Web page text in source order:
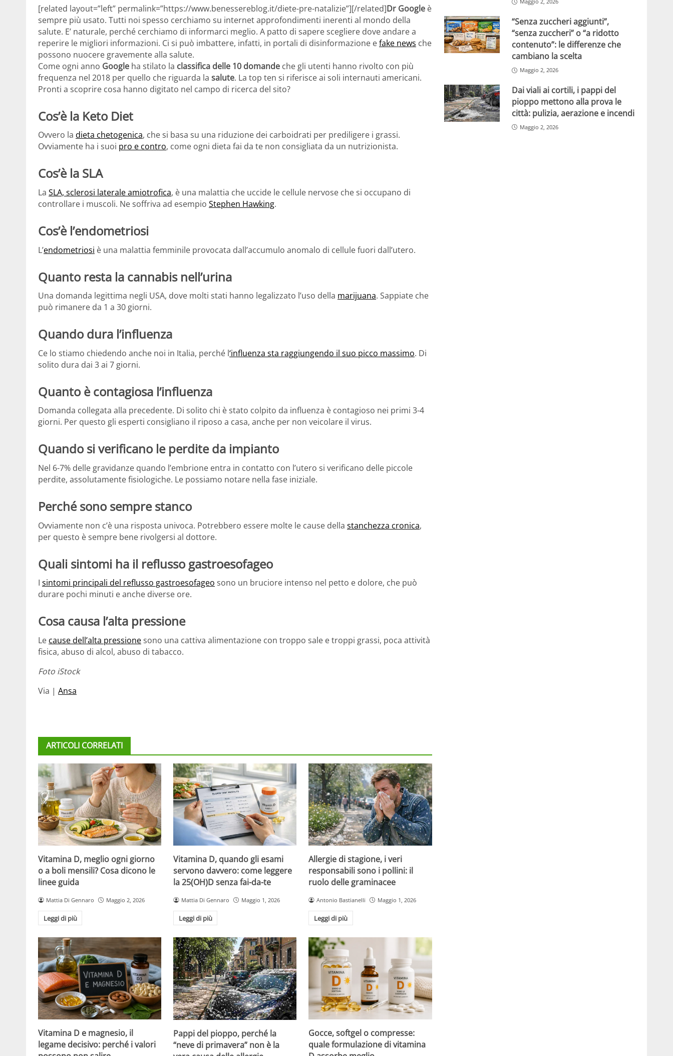
[related layout=”left” permalink=”https://www.benessereblog.it/diete-pre-natalizie”][/related]Dr Google è
sempre più usato. Tutti noi spesso cerchiamo su internet approfondimenti inerenti al mondo della
salute. E’ naturale, perché cerchiamo di informarci meglio. A patto di sapere scegliere dove andare a
reperire le migliori informazioni. Ci si può imbattere, infatti, in portali di disinformazione efake news che
possono nuocere gravemente alla salute.
Come ogni anno Google ha stilato la classifica delle 10 domande che gli utenti hanno rivolto con più
frequenza nel 2018 per quello che riguarda la salute. La top ten si riferisce ai soli internauti americani.
Pronti a scoprire cosa hanno digitato nel campo di ricerca del sito?
Cos’è la Keto Diet
Ovvero la dieta chetogenica, che si basa su una riduzione dei carboidrati per prediligere i grassi.
Ovviamente ha i suoi pro e contro, come ogni dieta fai da te non consigliata da un nutrizionista.
Cos’è la SLA
La SLA, sclerosi laterale amiotrofica, è una malattia che uccide le cellule nervose che si occupano di
controllare i muscoli. Ne soffriva ad esempio Stephen Hawking.
Cos’è l’endometriosi
L’endometriosi è una malattia femminile provocata dall’accumulo anomalo di cellule fuori dall’utero.
Quanto resta la cannabis nell’urina
Una domanda legittima negli USA, dove molti stati hanno legalizzato l’uso della marijuana. Sappiate che
può rimanere da 1 a 30 giorni.
Quando dura l’influenza
Ce lo stiamo chiedendo anche noi in Italia, perché l‘influenza sta raggiungendo il suo picco massimo. Di
solito dura dai 3 ai 7 giorni.
Quanto è contagiosa l’influenza
Domanda collegata alla precedente. Di solito chi è stato colpito da influenza è contagioso nei primi 3-4
giorni. Per questo gli esperti consigliano il riposo a casa, anche per non veicolare il virus.
Quando si verificano le perdite da impianto
Nel 6-7% delle gravidanze quando l’embrione entra in contatto con l’utero si verificano delle piccole
perdite, assolutamente fisiologiche. Le possiamo notare nella fase iniziale.
Perché sono sempre stanco
Ovviamente non c’è una risposta univoca. Potrebbero essere molte le cause della stanchezza cronica,
per questo è sempre bene rivolgersi al dottore.
Quali sintomi ha il reflusso gastroesofageo
I sintomi principali del reflusso gastroesofageo sono un bruciore intenso nel petto e dolore, che può
durare pochi minuti e anche diverse ore.
Cosa causa l’alta pressione
Le cause dell’alta pressionesono una cattiva alimentazione con troppo sale e troppi grassi, poca attività
fisica, abuso di alcol, abuso di tabacco.
Foto iStock
Via | Ansa
ARTICOLI CORRELATI
Vitamina D, meglio ogni giorno
o a boli mensili? Cosa dicono le
linee guida
Mattia Di Gennaro Maggio 2, 2026
Leggi di più
Vitamina D, quando gli esami
servono davvero: come leggere
la 25(OH)D senza fai-da-te
Mattia Di Gennaro Maggio 1, 2026
Leggi di più
Allergie di stagione, i veri
responsabili sono i pollini: il
ruolo delle graminacee
Antonio Bastianelli Maggio 1, 2026
Leggi di più
Vitamina D e magnesio, il
legame decisivo: perché i valori
Pappi del pioppo, perché la
“neve di primavera” non è la
Gocce, softgel o compresse:
quale formulazione di vitamina
“Senza zuccheri aggiunti”,
“senza zuccheri” o “a ridotto
contenuto”: le differenze che
cambiano la scelta
Maggio 2, 2026
Dai viali ai cortili, i pappi del
pioppo mettono alla prova le
città: pulizia, aerazione e incendi
Maggio 2, 2026